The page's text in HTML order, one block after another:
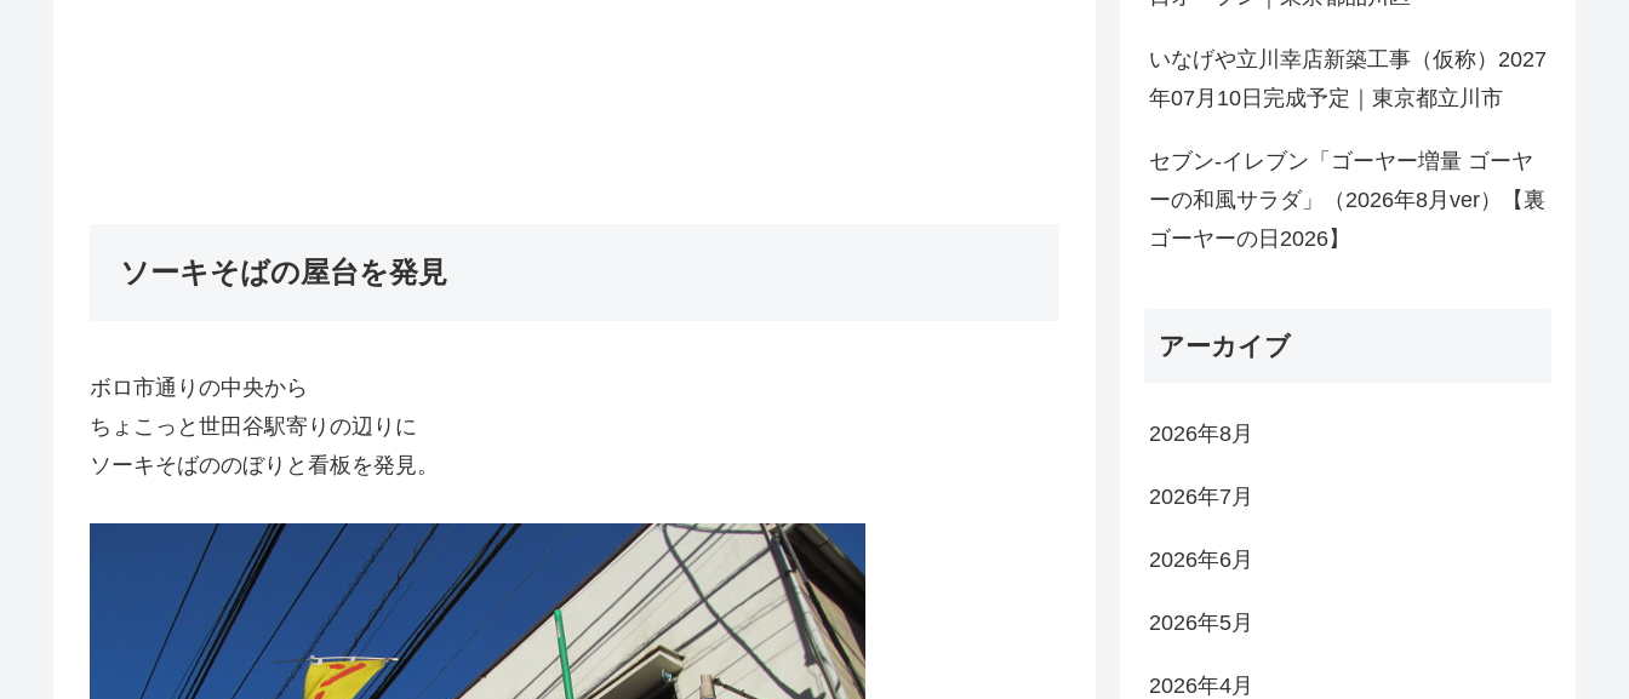
ソーキそばの屋台を発見
ボロ市通りの中央から
ちょこっと世田谷駅寄りの辺りに
ソーキそばののぼりと看板を発見。
いなげや立川幸店新築工事（仮称）2027
年07月10日完成予定｜東京都立川市
セブン-イレブン「ゴーヤー増量 ゴーヤ
ーの和風サラダ」（2026年8月ver）【裏
ゴーヤーの日2026】
アーカイブ
2026年8月
2026年7月
2026年6月
2026年5月
2026年4月